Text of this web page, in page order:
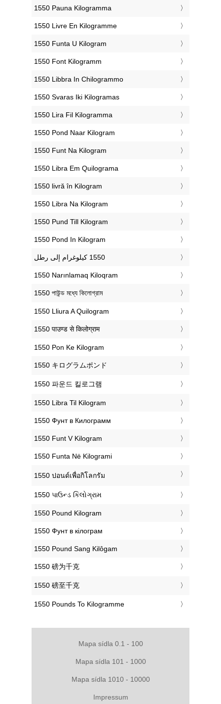
‎1550 Pauna Kilogramma
‎1550 Livre En Kilogramme
‎1550 Funta U Kilogram
‎1550 Font Kilogramm
‎1550 Libbra In Chilogrammo
‎1550 Svaras Iki Kilogramas
‎1550 Lira Fil Kilogramma
‎1550 Pond Naar Kilogram
‎1550 Funt Na Kilogram
‎1550 Libra Em Quilograma
‎1550 livră în Kilogram
‎1550 Libra Na Kilogram
‎1550 Pund Till Kilogram
‎1550 Pond In Kilogram
‎1550 Narınlamaq Kiloqram
‎1550 পাউন্ড মধ্যে কিলোগ্রাম
‎1550 Lliura A Quilogram
‎1550 पाउण्ड से किलोग्राम
‎1550 Pon Ke Kilogram
‎1550 キログラムポンド
‎1550 파운드 킬로그램
‎1550 Libra Til Kilogram
‎1550 Фунт в Килограмм
‎1550 Funt V Kilogram
‎1550 Funta Në Kilogrami
‎1550 ปอนด์เพื่อกิโลกรัม
‎1550 પાઉન્ડ કિલોગ્રામ
‎1550 Pound Kilogram
‎1550 Фунт в кілограм
‎1550 Pound Sang Kilôgam
‎1550 磅为千克
‎1550 磅至千克
‎1550 Pounds To Kilogramme
Mapa sídla 0.1 - 100
Mapa sídla 101 - 1000
Mapa sídla 1010 - 10000
Impressum